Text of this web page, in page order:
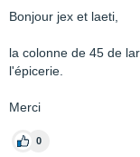
Bonjour jex et laeti,
la colonne de 45 de
l'épicerie.
Merci
0